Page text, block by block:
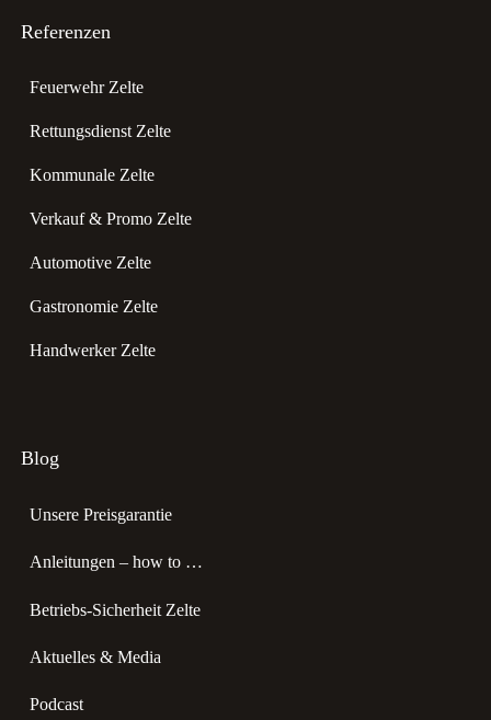
Referenzen
Feuerwehr Zelte
Rettungsdienst Zelte
Kommunale Zelte
Verkauf & Promo Zelte
Automotive Zelte
Gastronomie Zelte
Handwerker Zelte
Blog
Unsere Preisgarantie
Anleitungen – how to …
Betriebs-Sicherheit Zelte
Aktuelles & Media
Podcast